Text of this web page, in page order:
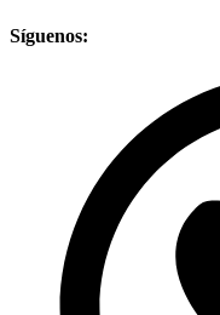
Síguenos: